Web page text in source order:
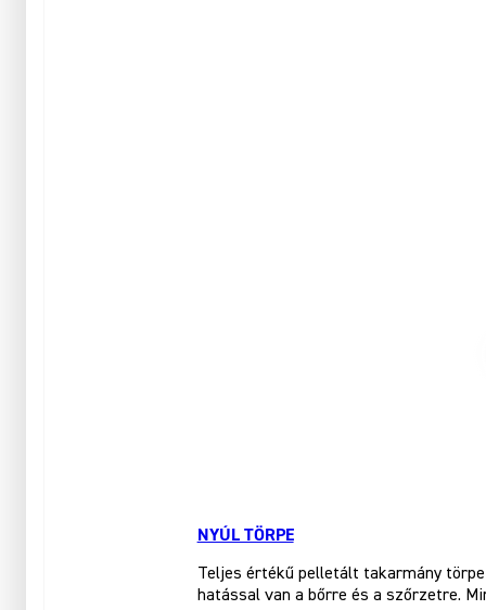
NYÚL TÖRPE
Teljes értékű pelletált takarmány
hatással van a bőrre és a szőrzetre.